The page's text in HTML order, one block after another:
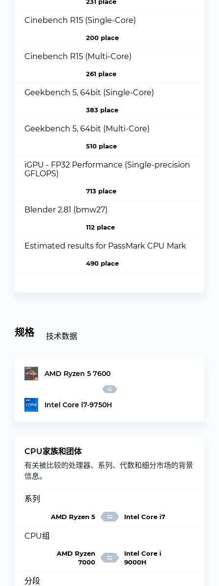
Cinebench R15 (Single-Core)
200 place
Cinebench R15 (Multi-Core)
261 place
Geekbench 5, 64bit (Single-Core)
383 place
Geekbench 5, 64bit (Multi-Core)
510 place
iGPU - FP32 Performance (Single-precision
GFLOPS)
713 place
Blender 2.81 (bmw27)
112 place
Estimated results for PassMark CPU Mark
490 place
规格 技术数据
AMD Ryzen 5 7600
Intel Core i7-9750H
CPU家族和团体
有关被比较的处理器、系列、代数和细分市场的背景
信息。
系列
AMD Ryzen 5 Intel Core i7
CPU组
AMD Ryzen
7000
Intel Core i
9000H
分段